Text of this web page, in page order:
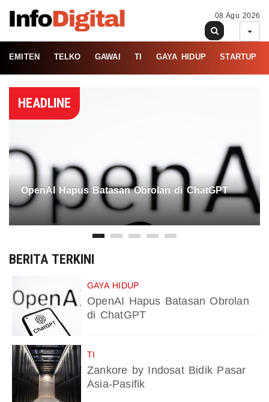
08 Agu 2026
EMITEN TELKO GAWAI TI GAYA HIDUP STARTUP
HEADLINE
OpenAI Hapus Batasan Obrolan di ChatGPT
BERITA TERKINI
GAYA HIDUP
OpenAI Hapus Batasan Obrolan
di ChatGPT
TI
Zankore by Indosat Bidik Pasar
Asia-Pasifik